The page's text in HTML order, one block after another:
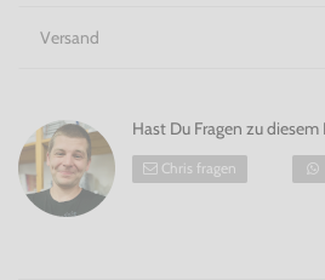
Versand
Hast Du Fragen zu diesem
Chris fragen